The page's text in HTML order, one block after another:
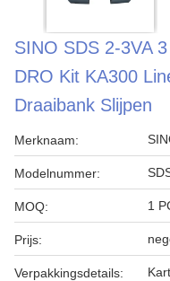
SINO SDS 2-3VA
DRO Kit KA300
Draaibank Slijpen
Merknaam:
Modelnummer:
MOQ: 1
Prijs:
Verpakkingsdetails: